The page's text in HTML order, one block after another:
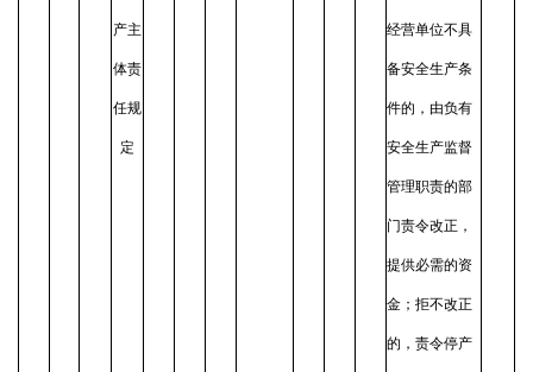
产主
体责
任规
定
经营单位不具
备安全生产条
件的，由负有
安全生产监督
管理职责的部
门责令改正，
提供必需的资
金；拒不改正
的，责令停产